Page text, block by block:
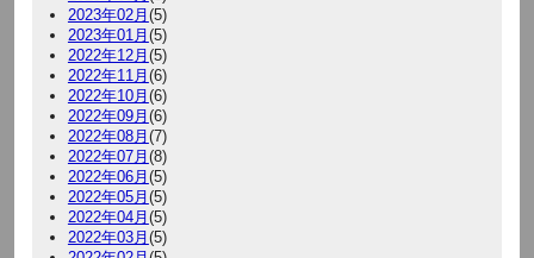
2023年02月 (5)
2023年01月 (5)
2022年12月 (5)
2022年11月 (6)
2022年10月 (6)
2022年09月 (6)
2022年08月 (7)
2022年07月 (8)
2022年06月 (5)
2022年05月 (5)
2022年04月 (5)
2022年03月 (5)